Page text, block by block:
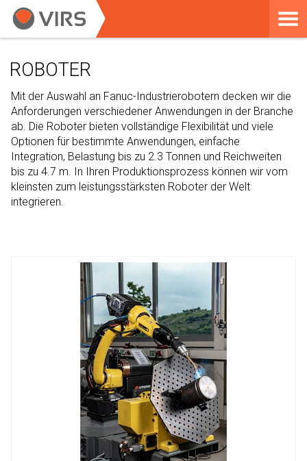
ROBOTER
Mit der Auswahl an Fanuc-Industrierobotern decken wir die
Anforderungen verschiedener Anwendungen in der Branche
ab. Die Roboter bieten vollständige Flexibilität und viele
Optionen für bestimmte Anwendungen, einfache
Integration, Belastung bis zu 2.3 Tonnen und Reichweiten
bis zu 4.7 m. In Ihren Produktionsprozess können wir vom
kleinsten zum leistungsstärksten Roboter der Welt
integrieren.